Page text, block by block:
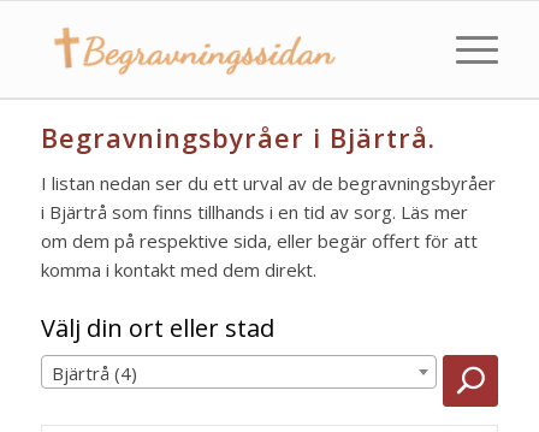
Begravningsbyråer i Bjärtrå.
I listan nedan ser du ett urval av de begravningsbyråer
i Bjärtrå som finns tillhands i en tid av sorg. Läs mer
om dem på respektive sida, eller begär offert för att
komma i kontakt med dem direkt.
Välj din ort eller stad
Bjärtrå (4)